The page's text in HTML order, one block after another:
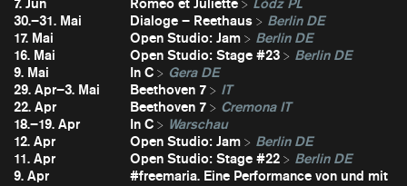
30.–31. Mai
Dialoge – Reethaus
Berlin DE
17. Mai
Open Studio: Jam
Berlin DE
16. Mai
Open Studio: Stage #23
Berlin DE
9. Mai
In C
Gera DE
29. Apr–3. Mai
Beethoven 7
IT
22. Apr
Beethoven 7
Cremona IT
18.–19. Apr
In C
Warschau
12. Apr
Open Studio: Jam
Berlin DE
11. Apr
Open Studio: Stage #22
Berlin DE
9. Apr
#freemaria. Eine Performance von und mit